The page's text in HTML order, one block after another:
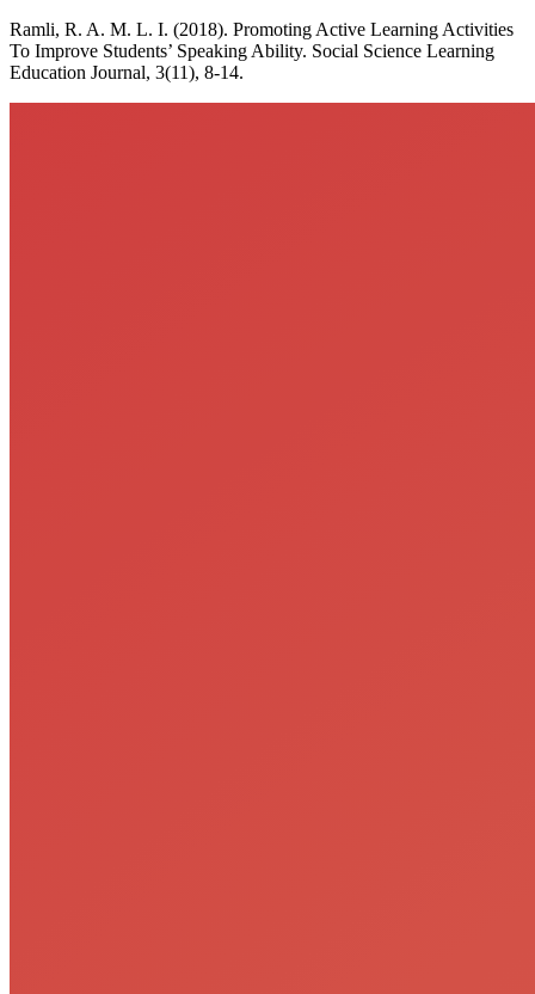
Ramli, R. A. M. L. I. (2018). Promoting Active Learning Activities
To Improve Students’ Speaking Ability. Social Science Learning
Education Journal, 3(11), 8-14.